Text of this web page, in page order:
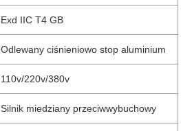
Exd IIC T4 GB
Odlewany ciśnieniowo stop aluminium
110v/220v/380v
Silnik miedziany przeciwwybuchowy